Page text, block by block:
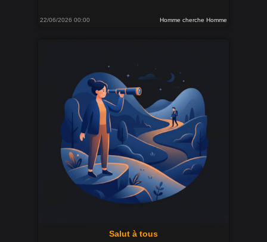
22/06/2026 00:00 Homme cherche Homme
Salut à tous